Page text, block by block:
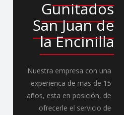
Gunitados
San Juan de
la Encinilla
Nuestra empresa con una
experienca de mas de 15
años, esta en posición, de
ofrecerle el servicio de